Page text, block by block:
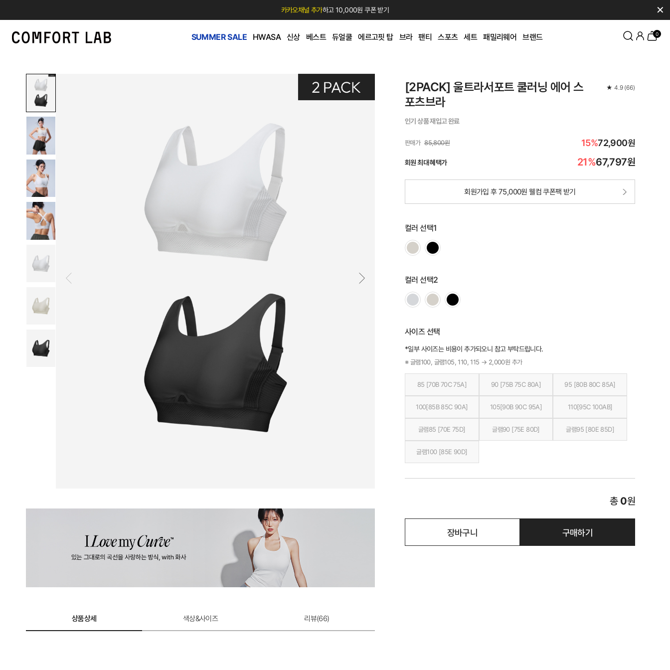
카카오채널 추가하고 10,000원 쿠폰 받기 ✕
SUMMER SALE HWASA 신상 베스트 듀얼쿨 에르고핏 탑 브라 팬티 스포츠 세트 패밀리웨어 브랜드 0
상품상세 색상&사이즈 리뷰(66)
[2PACK] 울트라서포트 쿨러닝 에어 스
포츠브라
★ 4.9 (66)
인기 상품 재입고 완료
85,800원 15%72,900원
회원 최대 혜택가 21%67,797원
회원가입 후 75,000원 웰컴 쿠폰팩 받기
컬러 선택1
컬러 선택2
사이즈 선택
*일부 사이즈는 비용이 추가되오니 참고 부탁드립니다.
※ 글램100, 글램105, 110, 115 → 2,000원 추가
85 [70B 70C 75A] 90 [75B 75C 80A] 95 [80B 80C 85A]
100[85B 85C 90A] 105[90B 90C 95A] 110[95C 100AB]
글램85 [70E 75D] 글램90 [75E 80D] 글램95 [80E 85D]
글램100 [85E 90D]
총 0원
장바구니 구매하기